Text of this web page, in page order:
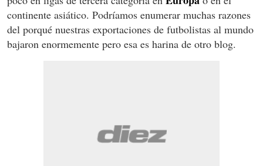
continente asiático. Podríamos enumerar muchas razones
del porqué nuestras exportaciones de futbolistas al mundo
bajaron enormemente pero esa es harina de otro blog.